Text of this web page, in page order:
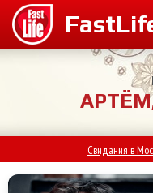
Свидания в